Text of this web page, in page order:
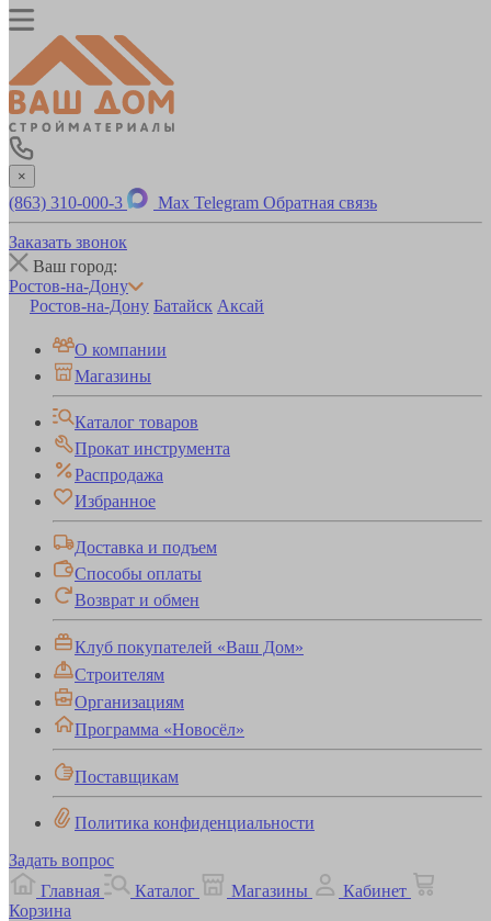
×
(863) 310-000-3 Max Telegram Обратная связь
Заказать звонок
Ваш город:
Ростов-на-Дону
Ростов-на-Дону Батайск Аксай
О компании
Магазины
Каталог товаров
Прокат инструмента
Распродажа
Избранное
Доставка и подъем
Способы оплаты
Возврат и обмен
Клуб покупателей «Ваш Дом»
Строителям
Организациям
Программа «Новосёл»
Поставщикам
Политика конфиденциальности
Задать вопрос
Главная
Каталог Магазины
Кабинет
Корзина